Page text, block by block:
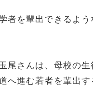
者を輩出できるよ
尾さんは、母校の
へ進む若者を輩出